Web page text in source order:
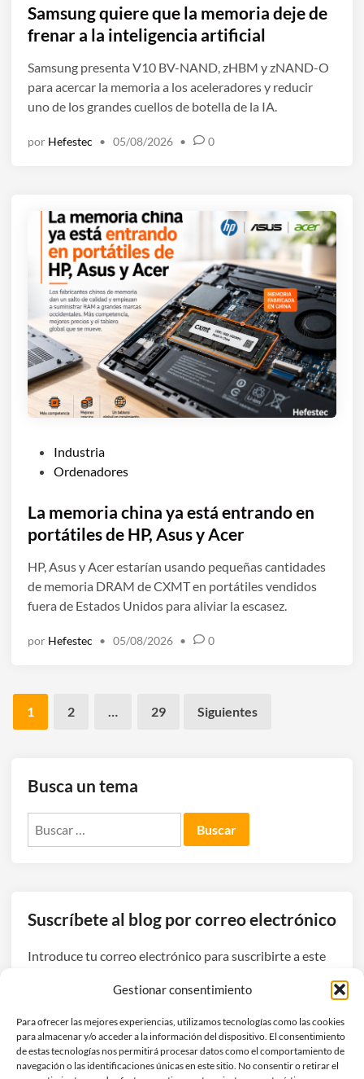
Gestionar consentimiento
Para ofrecer las mejores experiencias, utilizamos tecnologías como las cookies
para almacenar y/o acceder a la información del dispositivo. El consentimiento
de estas tecnologías nos permitirá procesar datos como el comportamiento de
navegación o las identificaciones únicas en este sitio. No consentir o retirar el
l
i
a
d
o
n
Samsung quiere que la memoria deje de
frenar a la inteligencia artificial
Samsung presenta V10 BV-NAND, zHBM y zNAND-O
para acercar la memoria a los aceleradores y reducir
uno de los grandes cuellos de botella de la IA.
por Hefestec • 05/08/2026 • 0
l
i
c
a
d
o
n
Industria
Ordenadores
La memoria china ya está entrando en
portátiles de HP, Asus y Acer
HP, Asus y Acer estarían usando pequeñas cantidades
de memoria DRAM de CXMT en portátiles vendidos
fuera de Estados Unidos para aliviar la escasez.
por Hefestec • 05/08/2026 • 0
Paginación
de
1 2 29 Siguientes
Busca un tema
Suscríbete al blog por correo electrónico
Introduce tu correo electrónico para suscribirte a este
de
correo
electrónico
Suscribirse